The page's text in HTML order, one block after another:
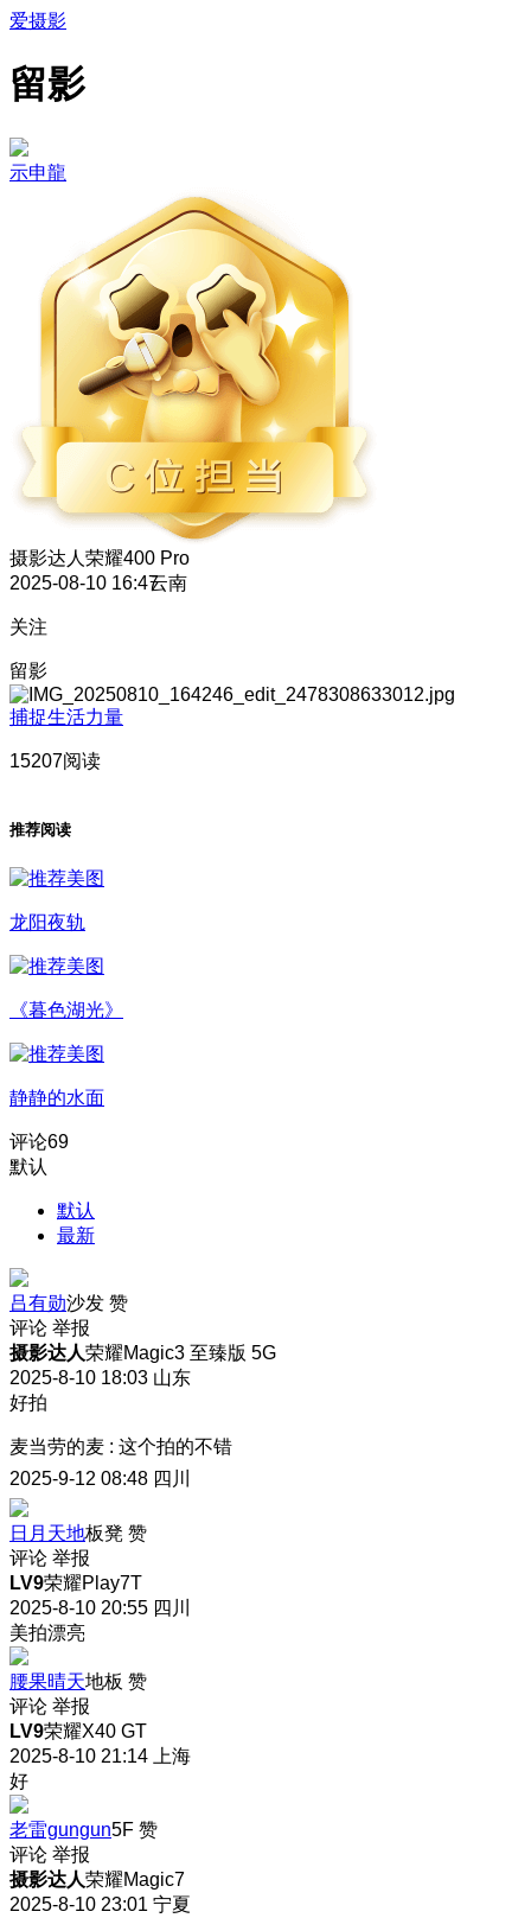
爱摄影
留影
示申龍
摄影达人 荣耀400 Pro
2025-08-10 16:47云南
关注
留影
捕捉生活力量
15207阅读
推荐阅读
龙阳夜轨
《暮色湖光》
静静的水面
评论69
默认
默认
最新
吕有勋沙发 赞
评论 举报
摄影达人荣耀Magic3 至臻版 5G
2025-8-10 18:03 山东
好拍
麦当劳的麦 : 这个拍的不错
2025-9-12 08:48 四川
日月天地板凳 赞
评论 举报
LV9荣耀Play7T
2025-8-10 20:55 四川
美拍漂亮
腰果晴天地板 赞
评论 举报
LV9荣耀X40 GT
2025-8-10 21:14
上海
好
老雷gungun5F 赞
评论 举报
摄影达人荣耀Magic7
2025-8-10 23:01 宁夏